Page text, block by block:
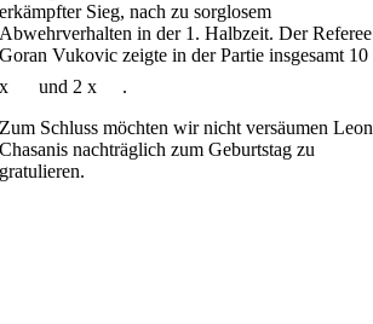
erkämpfter Sieg, nach zu sorglosem
Abwehrverhalten in der 1. Halbzeit. Der Referee
Goran Vukovic zeigte in der Partie insgesamt 10
x
und 2 x
.
Zum Schluss möchten wir nicht versäumen Leon
Chasanis nachträglich zum Geburtstag zu
gratulieren.